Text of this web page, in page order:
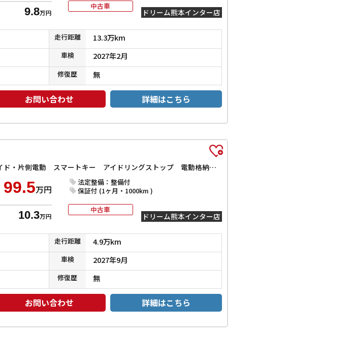
9.8万円
中古車
ドリーム熊本インター店
走行距離 13.3万km
車検 2027年2月
修復歴 無
お問い合わせ 詳細はこちら
ハイブリッドMX オートクルーズコントロール レーンアシスト 衝突被害軽減システム 両側スライド・片側電動 スマートキー アイドリングストップ 電動格納ミラー シートヒーター ウォークスルー CVT アルミホイール
99.5万円
10.3万円
法定整備：整備付
保証付 (1ヶ月・1000km )
中古車
ドリーム熊本インター店
走行距離 4.9万km
車検 2027年9月
修復歴 無
お問い合わせ 詳細はこちら